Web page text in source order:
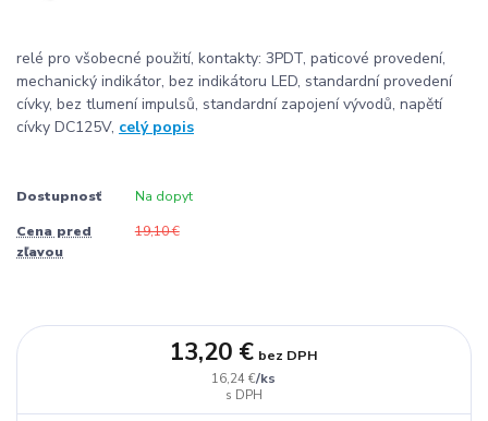
relé pro všobecné použití, kontakty: 3PDT, paticové provedení,
mechanický indikátor, bez indikátoru LED, standardní provedení
cívky, bez tlumení impulsů, standardní zapojení vývodů, napětí
cívky DC125V, celý popis
Dostupnosť Na dopyt
Cena pred
zľavou
19,10 €
16,24 €/ks
13,20 € bez DPH